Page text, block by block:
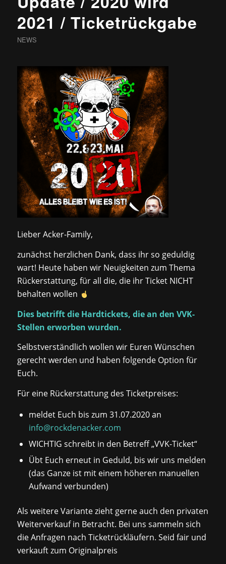
2021 / Ticketrückgabe
NEWS
Lieber Acker-Family‍‍‍,
zunächst herzlichen Dank, dass ihr so geduldig
wart! Heute haben wir Neuigkeiten zum Thema
Rückerstattung, für all die, die ihr Ticket NICHT
behalten wollen
Dies betrifft die Hardtickets, die an den VVK-
Stellen erworben wurden.
Selbstverständlich wollen wir Euren Wünschen
gerecht werden und haben folgende Option für
Euch.
Für eine Rückerstattung des Ticketpreises:
meldet Euch bis zum 31.07.2020 an
info@rockdenacker.com
WICHTIG schreibt in den Betreff „VVK-Ticket“
Übt Euch erneut in Geduld, bis wir uns melden
(das Ganze ist mit einem höheren manuellen
Aufwand verbunden)
Als weitere Variante zieht gerne auch den privaten
Weiterverkauf in Betracht. Bei uns sammeln sich
die Anfragen nach Ticketrückläufern. Seid fair und
verkauft zum Originalpreis